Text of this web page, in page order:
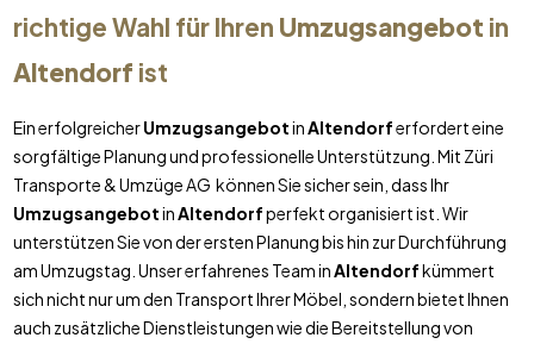
richtige Wahl für Ihren Umzugsangebot in
Altendorf ist
Ein erfolgreicherUmzugsangebotinAltendorferfordert eine
sorgfältige Planung und professionelle Unterstützung. Mit Züri
Transporte & Umzüge AG können Sie sicher sein, dass Ihr
UmzugsangebotinAltendorfperfekt organisiert ist. Wir
unterstützen Sie von der ersten Planung bis hin zur Durchführung
am Umzugstag. Unser erfahrenes Team inAltendorfkümmert
sich nicht nur um den Transport Ihrer Möbel, sondern bietet Ihnen
auch zusätzliche Dienstleistungen wie die Bereitstellung von